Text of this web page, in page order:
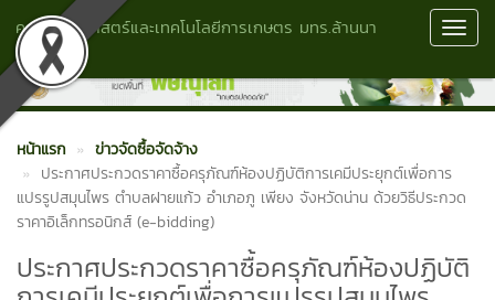
คณะวิทยาศาสตร์และเทคโนโลยีการเกษตร มทร.ล้านนา
พิษณุโลก
หน้าแรก
ข่าวจัดซื้อจัดจ้าง
ประกาศประกวดราคาซื้อครุภัณฑ์ห้องปฏิบัติการเคมีประยุกต์เพื่อการ
แปรรูปสมุนไพร ตำบลฝายแก้ว อำเภอภู เพียง จังหวัดน่าน ด้วยวิธีประกวด
ราคาอิเล็กทรอนิกส์ (e-bidding)
ประกาศประกวดราคาซื้อครุภัณฑ์ห้องปฏิบัติ